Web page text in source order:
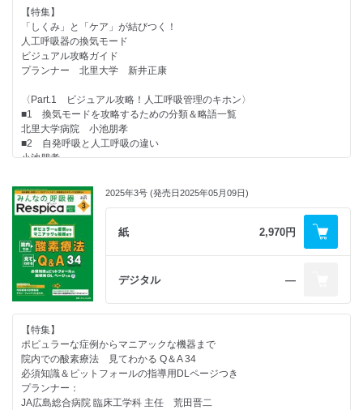
呼吸器病棟における特定看護師の活動
大阪大学医学部附属病院 中西美貴
●教えて！ 看護が“もっと”深くなるエビデンス
一歩先行く 呼吸リハの最前線
早期リハ介入／早期離床の効果とは：TEAM Studyを読み解く
・次号予告
・本誌掲載広告目次：フクダ電子株式会社
住谷充弘
■Q10 在宅でのリハビリはどのように行うのがよい？
住谷充弘
■Q11 緊急入院予防のために地域のスタッフとどのように連携すべき？
住谷充弘
住谷充弘
【連載】
●Respica People
●気になる動向をのぞき見！ 先取り！
呼吸に関わる看護師特定行為 リアルなレポート
麻酔領域（手術麻酔）における特定看護師の活動
滋賀医科大学／公立甲賀病院 山下祐貴
●教えて！ 看護が“もっと” 深くなるエビデンス
一歩先行く 呼吸リハの最前線
『重症患者リハビリテーション診療ガイドライン2023』を臨床に活かす
～後編～
・資料ダウンロード方法
・Information
・次号予告
・本誌掲載広告目次：フクダ電子株式会社
■7 在宅訪問
■8 HOTで起こりやすいトラブル
■9 遠隔モニタリングの実際とログデータの活用
【4章 HOT患者のアドヒアランス支援がわかる】
■2 セルフマネジメント支援
【5章 HOT患者の終末期ケア・ACPがわかる】
■1 終末期医療
■2 アドバンス・ケア・プランニング（ACP）
【巻末資料】
■1 HOT導入チェックリスト
■2 介護保険申請の流れと障害福祉サービス
・索引
【特集】
「しくみ」と「ケア」が結びつく！
人工呼吸器の換気モード
ビジュアル攻略ガイド
プランナー 北里大学 新井正康
〈Part.1 ビジュアル攻略！人工呼吸管理のキホン〉
■1 換気モードを攻略するための分類＆略語一覧
北里大学病院 小池朋孝
■2 自発呼吸と人工呼吸の違い
小池朋孝
北里大学病院 阪井茉有子
■4 人工呼吸器の換気設定の基準とは
阪井茉有子
■5 人工呼吸が患者の呼吸をサポートするしくみ
阪井茉有子
■6 人工呼吸の副作用とは
阪井茉有子
〈Part.2〉
新井正康
〈Part.3〉
ビジュアル攻略！ 押さえておくべき人工呼吸器の設定と調節
新井正康
2025年3号 (発売日2025年05月09日)
紙 2,970円
デジタル ―
【特集】
ポピュラーな症例からマニアックな機器まで
院内での酸素療法 見てわかる Q＆A 34
必須知識＆ピットフォールの指導用DLページつき
プランナー：
JA広島総合病院 臨床工学科 主任 荒田晋二